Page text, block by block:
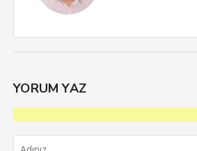
YORUM YAZ